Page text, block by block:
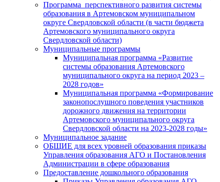
Программа перспективного развития системы
образования в Артемовском муниципальном
округе Свердловской области (в части бюджета
Артемовского муниципального округа
Свердловской области)
Муниципальные программы
Муниципальная программа «Развитие
системы образования Артемовского
муниципального округа на период 2023 –
2028 годов»
Муниципальная программа «Формирование
законопослушного поведения участников
дорожного движения на территории
Артемовского муниципального округа
Свердловской области на 2023-2028 годы»
Муниципальное задание
ОБЩИЕ для всех уровней образования приказы
Управления образования АГО и Постановления
Администрации в сфере образования
Предоставление дошкольного образования